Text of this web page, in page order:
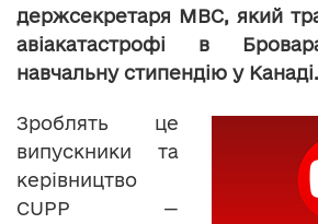
держсекретаря МВС, який
авіакатастрофі в
навчальну стипендію у Канаді.
Зроблять це
випускники та
керівництво
CUPP —